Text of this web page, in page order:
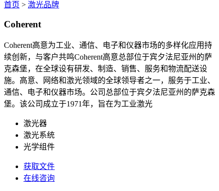
首页 > 激光品牌
Coherent
Coherent高意为工业、通信、电子和仪器市场的多样化应用持
续创新，与客户共鸣Coherent高意总部位于宾夕法尼亚州的萨
克森堡，在全球设有研发、制造、销售、服务和物流配送设
施。高意、网络和激光领域的全球领导者之一，服务于工业、
通信、电子和仪器市场。公司总部位于宾夕法尼亚州的萨克森
堡。该公司成立于1971年，旨在为工业激光
激光器
激光系统
光学组件
获取文件
在线咨询